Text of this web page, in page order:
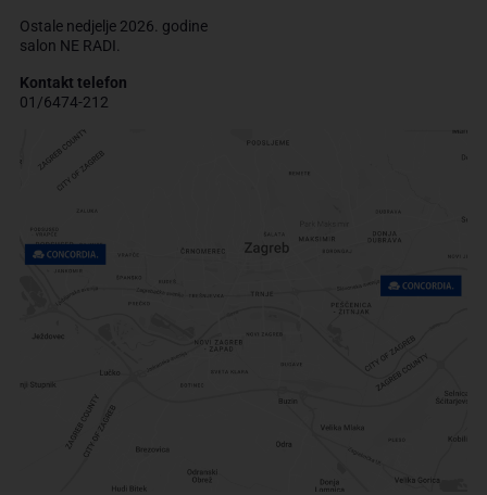
Ostale nedjelje 2026. godine
salon NE RADI.
Kontakt telefon
01/6474-212